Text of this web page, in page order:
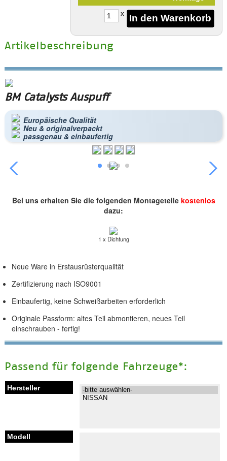
x
Artikelbeschreibung
BM Catalysts Auspuff
Europäische Qualität
Neu & originalverpackt
passgenau & einbaufertig
Bei uns erhalten Sie die folgenden Montageteile kostenlos
dazu:
1 x Dichtung
Neue Ware in Erstausrüsterqualität
Zertifizierung nach ISO9001
Einbaufertig, keine Schweißarbeiten erforderlich
Originale Passform: altes Teil abmontieren, neues Teil
einschrauben - fertig!
Passend für folgende Fahrzeuge*: